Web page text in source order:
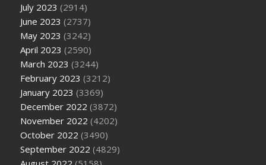
July 2023 (2914)
June 2023 (2737)
May 2023 (3242)
April 2023 (2590)
March 2023 (3244)
February 2023 (3212)
January 2023 (3369)
December 2022 (3872)
November 2022 (4202)
October 2022 (3490)
September 2022 (4829)